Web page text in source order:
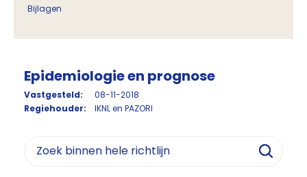
Bijlagen
Epidemiologie en prognose
Vastgesteld:
08-11-2018
Regiehouder:
IKNL en PAZORI